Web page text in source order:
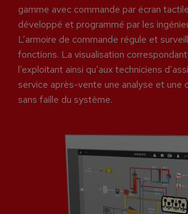
gamme avec commande par écran
développé et programmé par les
L’armoire de commande régule et
fonctions. La visualisation
l’exploitant ainsi qu’aux techniciens
service après-vente une analyse et une
sans faille du système.